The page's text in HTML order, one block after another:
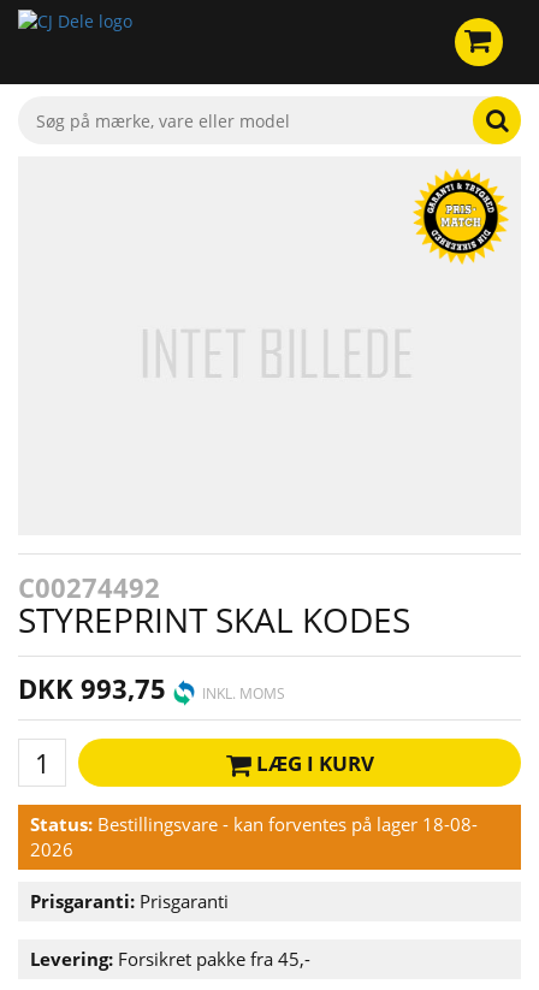
C00274492
STYREPRINT SKAL KODES
DKK 993,75 INKL. MOMS
LÆG I KURV
Status: Bestillingsvare - kan forventes på lager 18-08-
2026
Prisgaranti: Prisgaranti
Levering: Forsikret pakke fra 45,-